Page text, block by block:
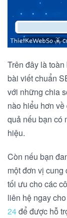
Trên đây là
bài viết chuẩn
với những chia
nào hiểu hơn
quả nếu bạn có
hiệu.
Còn nếu bạn
một đơn vị
tối ưu cho các
liên hệ ngay
24để được hỗ